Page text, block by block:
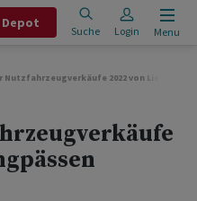
Depot
Suche Login Menu
Nutzfahrzeugverkäufe 2022 von